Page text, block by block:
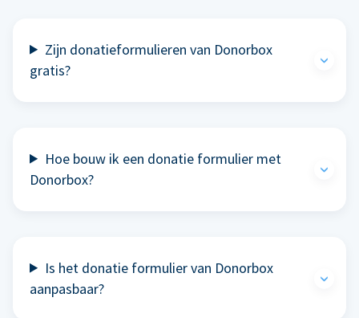
Zijn donatieformulieren van Donorbox
gratis?
Hoe bouw ik een donatie formulier met
Donorbox?
Is het donatie formulier van Donorbox
aanpasbaar?